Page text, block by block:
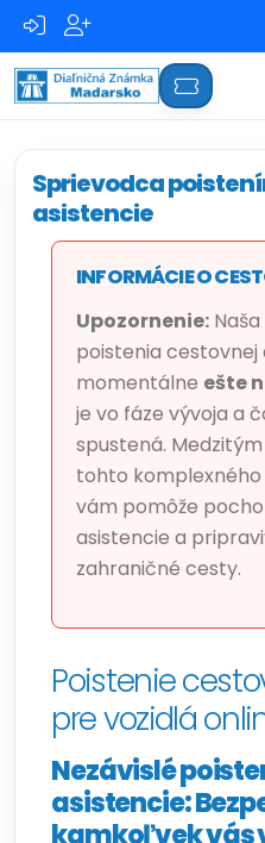
Sprievodca
asistencie
INFORMÁCIE O
Upozornenie:
poistenia cestovnej
momentálne ešte
je vo fáze vývoja a
spustená.
tohto
vám pomôže
asistencie a
zahraničné cesty.
Poistenie
pre vozidlá
Nezávislé
asistencie:
kamkoľvek vás